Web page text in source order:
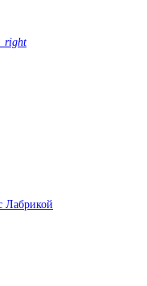
Лабрикой